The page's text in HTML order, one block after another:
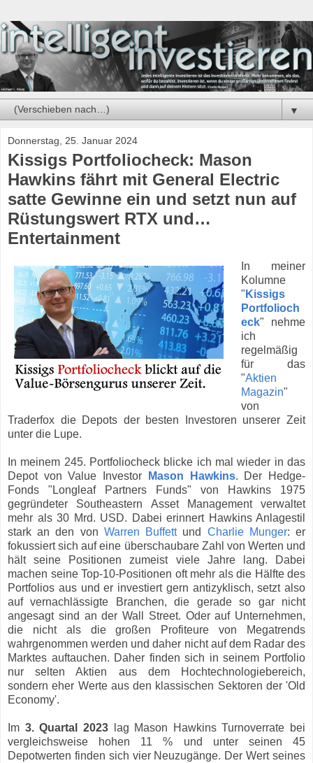
▼
Donnerstag, 25. Januar 2024
Kissigs Portfoliocheck: Mason
Hawkins fährt mit General Electric
satte Gewinne ein und setzt nun auf
Rüstungswert RTX und…
Entertainment
In meiner
Kolumne
" Kissigs
Portfolioch
eck" nehme
ich
regelmäßig
für das
"Aktien
Magazin"
von
Traderfox die Depots der besten Investoren unserer Zeit
unter die Lupe.
In meinem 245. Portfoliocheck blicke ich mal wieder in das
Depot von Value Investor
Mason Hawkins. Der Hedge-
Fonds "Longleaf Partners Funds" von Hawkins 1975
gegründeter Southeastern Asset Management verwaltet
mehr als 30 Mrd. USD. Dabei erinnert Hawkins Anlagestil
stark an den von Warren Buffettund Charlie Munger: er
fokussiert sich auf eine überschaubare Zahl von Werten und
hält seine Positionen zumeist viele Jahre lang. Dabei
machen seine Top-10-Positionen oft mehr als die Hälfte des
Portfolios aus und er investiert gern antizyklisch, setzt also
auf vernachlässigte Branchen, die gerade so gar nicht
angesagt sind an der Wall Street. Oder auf Unternehmen,
die nicht als die großen Profiteure von Megatrends
wahrgenommen werden und daher nicht auf dem Radar des
Marktes auftauchen. Daher finden sich in seinem Portfolio
nur selten Aktien aus dem Hochtechnologiebereich,
sondern eher Werte aus den klassischen Sektoren der 'Old
Economy'.
Im 3. Quartal 2023lag Mason Hawkins Turnoverrate bei
vergleichsweise hohen 11 % und unter seinen 45
Depotwerten finden sich vier Neuzugänge. Der Wert seines